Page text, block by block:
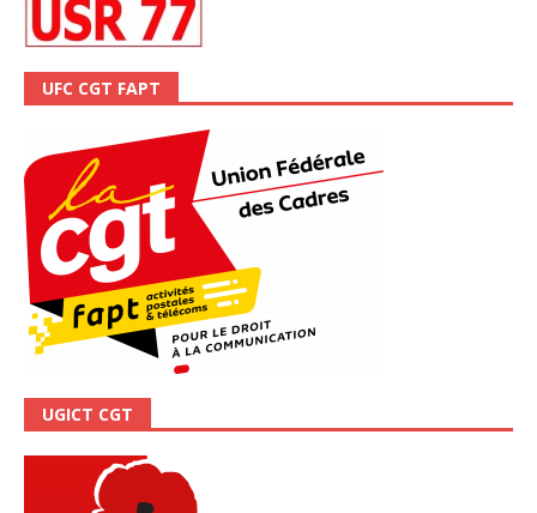
UFC CGT FAPT
UGICT CGT